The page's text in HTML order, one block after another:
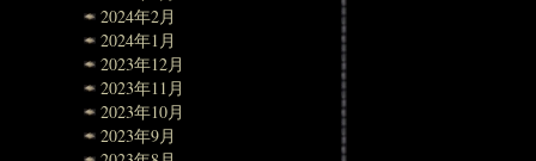
2024年2月
2024年1月
2023年12月
2023年11月
2023年10月
2023年9月